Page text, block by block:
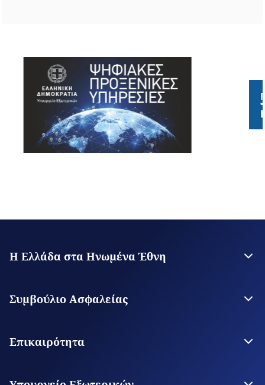
Η Ελλάδα στα Ηνωμένα Έθνη
Επικοινωνία
Συμβούλιο Ασφαλείας
Greece for UNSC
Επικαιρότητα
Νέα από την Ελλάδα